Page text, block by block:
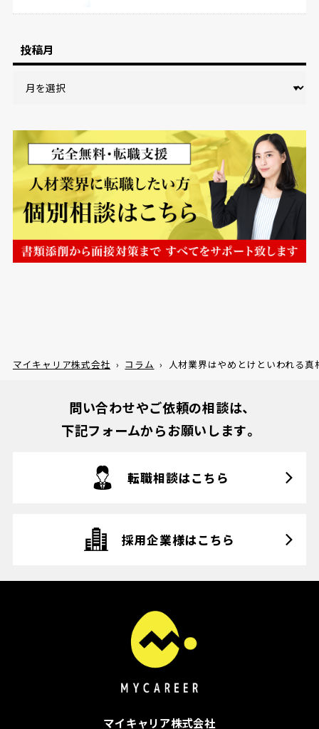
投稿月
マイキャリア株式会社 › コラム › 人材業界はやめとけといわれる
問い合わせやご依頼の相談は、
下記フォームからお願いします。
転職相談はこちら
採用企業様はこちら
マイキャリア株式会社